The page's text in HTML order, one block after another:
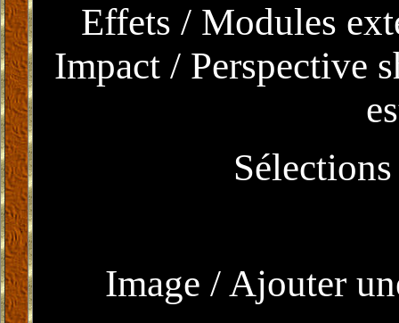
Effets / Modules
Impact / Perspective
Image / Ajouter